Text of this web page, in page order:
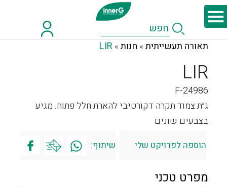
תאורה תעשייתית » חנות »
LIR
LIR
F-24986
ג״ת צמוד תקרה דקורטיבי להארת חלל פתוח. מגיע
בצבעים שונים
הוספה לפרויקט שלי שיתוף:
מפרט טכני